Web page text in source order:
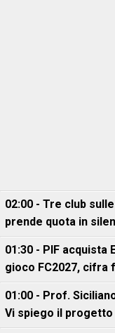
02:00 - Tre club
prende quota in
01:30 - PIF
gioco FC2027, cifra
01:00 - Prof.
Vi spiego il progetto